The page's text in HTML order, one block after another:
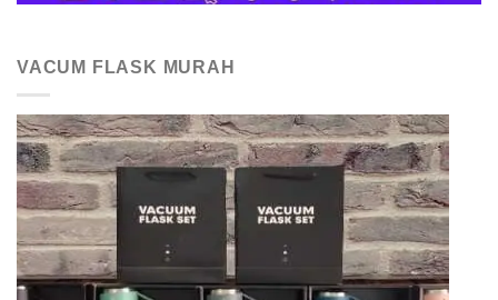
VACUM FLASK MURAH